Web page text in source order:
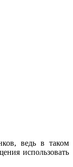
ведь в таком
использовать